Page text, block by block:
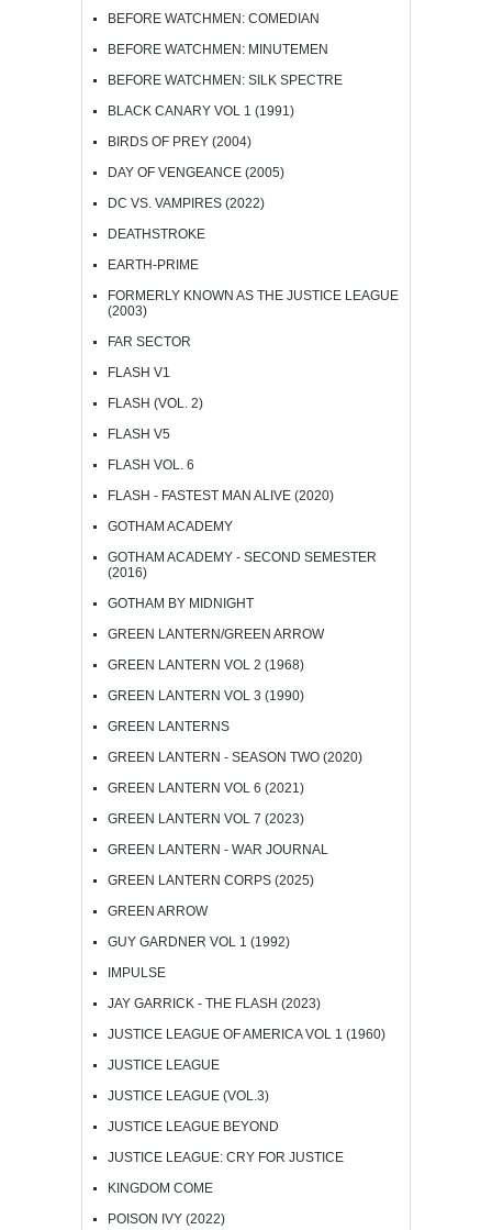
BEFORE WATCHMEN: COMEDIAN
BEFORE WATCHMEN: MINUTEMEN
BEFORE WATCHMEN: SILK SPECTRE
BLACK CANARY VOL 1 (1991)
BIRDS OF PREY (2004)
DAY OF VENGEANCE (2005)
DC VS. VAMPIRES (2022)
DEATHSTROKE
EARTH-PRIME
FORMERLY KNOWN AS THE JUSTICE LEAGUE
(2003)
FAR SECTOR
FLASH V1
FLASH (VOL. 2)
FLASH V5
FLASH VOL. 6
FLASH - FASTEST MAN ALIVE (2020)
GOTHAM ACADEMY
GOTHAM ACADEMY - SECOND SEMESTER
(2016)
GOTHAM BY MIDNIGHT
GREEN LANTERN/GREEN ARROW
GREEN LANTERN VOL 2 (1968)
GREEN LANTERN VOL 3 (1990)
GREEN LANTERNS
GREEN LANTERN - SEASON TWO (2020)
GREEN LANTERN VOL 6 (2021)
GREEN LANTERN VOL 7 (2023)
GREEN LANTERN - WAR JOURNAL
GREEN LANTERN CORPS (2025)
GREEN ARROW
GUY GARDNER VOL 1 (1992)
IMPULSE
JAY GARRICK - THE FLASH (2023)
JUSTICE LEAGUE OF AMERICA VOL 1 (1960)
JUSTICE LEAGUE
JUSTICE LEAGUE (VOL.3)
JUSTICE LEAGUE BEYOND
JUSTICE LEAGUE: CRY FOR JUSTICE
KINGDOM COME
POISON IVY (2022)